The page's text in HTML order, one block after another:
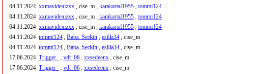
04.11.2024 xxmavidenizxx , cise_m , karakartal1955 , tommi124
04.11.2024 xxmavidenizxx , cise_m , karakartal1955 , tommi124
04.11.2024 xxmavidenizxx , cise_m , karakartal1955 , tommi124
04.11.2024 tommi124 , Baba_Seckin , esilla34 , cise_m
04.11.2024 tommi124 , Baba_Seckin , esilla34 , cise_m
17.06.2024 Trigger_ , vdt_06 , xxsedeenx , cise_m
17.06.2024 Trigger_ , vdt_06 , xxsedeenx , cise_m